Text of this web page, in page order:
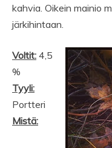
kahvia. Oikein mainio
järkihintaan.
Voltit: 4,5
%
Tyyli:
Portteri
Mistä: